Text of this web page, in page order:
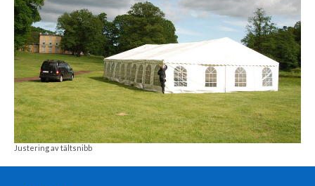
Justering av tältsnibb